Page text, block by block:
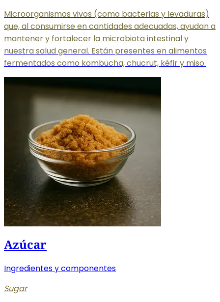
Microorganismos vivos (como bacterias y levaduras)
que, al consumirse en cantidades adecuadas, ayudan a
mantener y fortalecer la microbiota intestinal y
nuestra salud general. Están presentes en alimentos
fermentados como kombucha, chucrut, kéfir y miso.
Azúcar
Ingredientes y componentes
Sugar